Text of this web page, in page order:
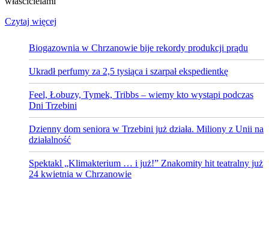
Czytaj więcej
Biogazownia w Chrzanowie bije rekordy produkcji prądu
Ukradł perfumy za 2,5 tysiąca i szarpał ekspedientkę
Feel, Łobuzy, Tymek, Tribbs – wiemy kto wystąpi podczas
Dni Trzebini
Dzienny dom seniora w Trzebini już działa. Miliony z Unii na
działalność
Spektakl „Klimakterium … i już!” Znakomity hit teatralny już
24 kwietnia w Chrzanowie